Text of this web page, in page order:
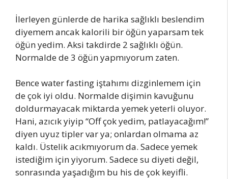
İlerleyen günlerde de harika sağlıklı beslendim
diyemem ancak kalorili bir öğün yaparsam tek
öğün yedim. Aksi takdirde 2 sağlıklı öğün.
Normalde de 3 öğün yapmıyorum zaten.
Bence water fasting iştahımı dizginlemem için
de çok iyi oldu. Normalde dişimin kavuğunu
doldurmayacak miktarda yemek yeterli oluyor.
Hani, azıcık yiyip “Off çok yedim, patlayacağım!”
diyen uyuz tipler var ya; onlardan olmama az
kaldı. Üstelik acıkmıyorum da. Sadece yemek
istediğim için yiyorum. Sadece su diyeti değil,
sonrasında yaşadığım bu his de çok keyifli.